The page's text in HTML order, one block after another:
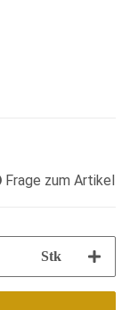
Frage zum Artikel
Stk